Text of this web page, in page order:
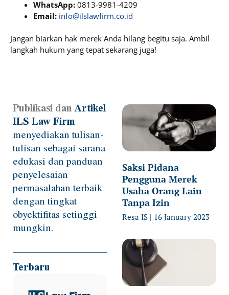
WhatsApp: 0813-9981-4209
Email: info@ilslawfirm.co.id
Jangan biarkan hak merek Anda hilang begitu saja. Ambil
langkah hukum yang tepat sekarang juga!
Publikasi danArtikel
ILS Law Firm
menyediakan tulisan-
tulisan sebagai sarana
edukasi dan panduan
penyelesaian
permasalahan terbaik
dengan tingkat
obyektifitas setinggi
mungkin.
Terbaru
Saksi Pidana
Pengguna Merek
Usaha Orang Lain
Tanpa Izin
Resa IS 16 January 2023
PagePagePage